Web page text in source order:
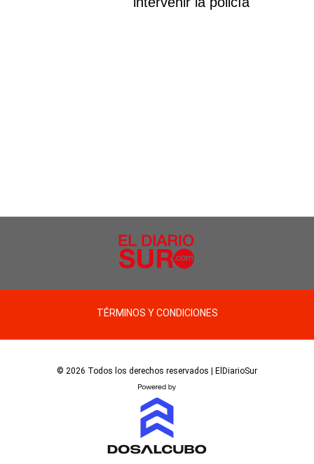
TÉRMINOS Y CONDICIONES
© 2026 Todos los derechos reservados | ElDiarioSur